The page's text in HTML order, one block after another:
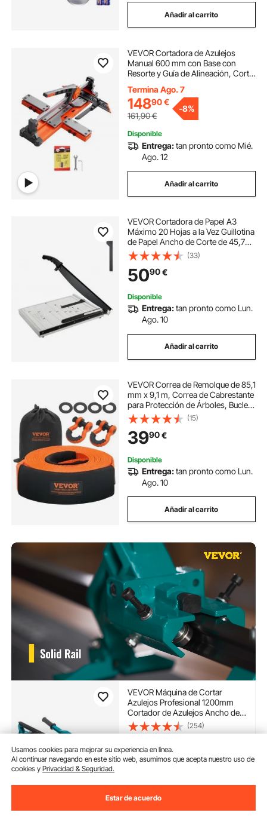
Añadir al carrito
VEVOR Cortadora de Azulejos
Manual 600 mm con Base con
Resorte y Guía de Alineación, Corte
8 y 22 mm, Acero al Carbono para
Baldosas Cerámica Obras Suelo y
Pared
Termina Ago. 7
14890€
161,90€
-8%
Disponible
Entrega:tan pronto como Mié.
Ago. 12
Añadir al carrito
VEVOR Cortadora de Papel A3
Máximo 20 Hojas a la Vez Guillotina
de Papel Ancho de Corte de 45,7
cm Cizalla Cortadora con
Dispositivo de Seguridad Corte
Preciso para Oficina, Imprenta,
Estudio Escolar
(33)
5090€
Disponible
Entrega:tan pronto como Lun.
Ago. 10
Añadir al carrito
VEVOR Correa de Remolque de 85,1
mm x 9,1 m, Correa de Cabrestante
para Protección de Árboles, Bucle
Triple Reforzado y Fundas
Protectoras y Bolsa de
Almacenamiento, para Camión,
Jeep, SUV, ATV
(15)
3990€
Disponible
Entrega:tan pronto como Lun.
Ago. 10
Añadir al carrito
VEVOR Máquina de Cortar
Azulejos Profesional 1200mm
Cortador de Azulejos Ancho de
Corte 35-1200 mm Cortadora de
Piso Laminado Espesor de Corte
Azulejos de Aluminio Corte
(254)
129
Usamos cookies para mejorar su experiencia en línea.
Al continuar navegando en este sitio web, asumimos que acepta nuestro uso de
cookies yPrivacidad & Seguridad.
Estar de acuerdo